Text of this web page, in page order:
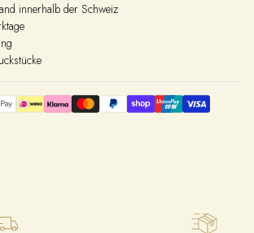
innerhalb der Schweiz